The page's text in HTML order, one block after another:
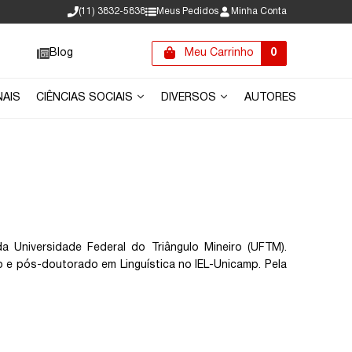
(11) 3832-5838 Meus Pedidos Minha Conta
Blog Meu Carrinho 0
CIÊNCIAS SOCIAIS DIVERSOS AUTORES
Federal do Triângulo Mineiro (UFTM).
pós-doutorado em Linguística no IEL-Unicamp. Pela